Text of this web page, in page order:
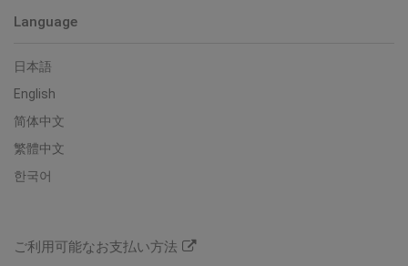
Language
日本語
English
简体中文
繁體中文
한국어
ご利用可能なお支払い方法